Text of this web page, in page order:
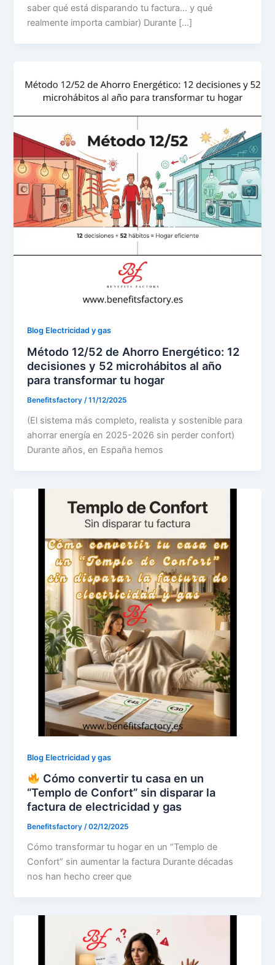
saber qué está disparando tu factura… y qué
realmente importa cambiar) Durante […]
Blog Electricidad y gas
Método 12/52 de Ahorro Energético: 12
decisiones y 52 microhábitos al año
para transformar tu hogar
Benefitsfactory/11/12/2025
(El sistema más completo, realista y sostenible para
ahorrar energía en 2025-2026 sin perder confort)
Durante años, en España hemos
Blog Electricidad y gas
Cómo convertir tu casa en un
“Templo de Confort” sin disparar la
factura de electricidad y gas
Benefitsfactory/02/12/2025
Cómo transformar tu hogar en un “Templo de
Confort” sin aumentar la factura Durante décadas
nos han hecho creer que